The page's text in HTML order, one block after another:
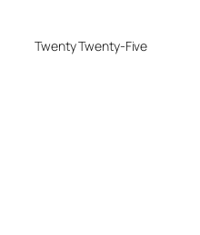
Twenty Twenty-Five